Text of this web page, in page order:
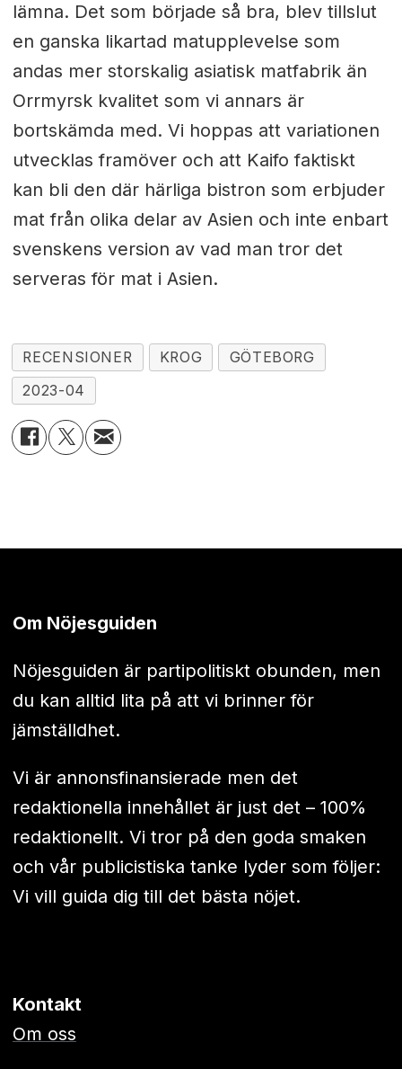
lämna. Det som började så bra, blev tillslut
en ganska likartad matupplevelse som
andas mer storskalig asiatisk matfabrik än
Orrmyrsk kvalitet som vi annars är
bortskämda med. Vi hoppas att variationen
utvecklas framöver och att Kaifo faktiskt
kan bli den där härliga bistron som erbjuder
mat från olika delar av Asien och inte enbart
svenskens version av vad man tror det
serveras för mat i Asien.
RECENSIONER KROG
GÖTEBORG
2023-04
Om Nöjesguiden
Nöjesguiden är partipolitiskt obunden, men
du kan alltid lita på att vi brinner för
jämställdhet.
Vi är annonsfinansierade men det
redaktionella innehållet är just det – 100%
redaktionellt. Vi tror på den goda smaken
och vår publicistiska tanke lyder som följer:
Vi vill guida dig till det bästa nöjet.
Kontakt
Om oss